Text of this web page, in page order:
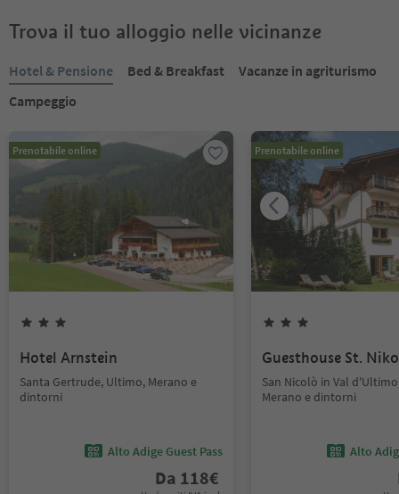
Trova il tuo alloggio nelle vicinanze
Hotel & Pensione Bed & Breakfast
Vacanze in agriturismo
Campeggio
Prenotabile online
Hotel Arnstein
Santa Gertrude, Ultimo, Merano e
dintorni
Alto Adige Guest Pass
Da 118€
Prenotabile online
Guesthouse St.
San Nicolò in Val
Merano e dintorni
Alto